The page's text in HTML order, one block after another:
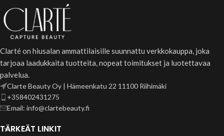
Clarté on hiusalan ammattilaisille suunnattu verkkokauppa, joka
tarjoaa laadukkaita tuotteita, nopeat toimitukset ja luotettavaa
palvelua.
Clarte Beauty Oy | Hämeenkatu 22 11100 Riihimäki
+358402431275
Email: info@clartebeauty.fi
TÄRKEÄT LINKIT